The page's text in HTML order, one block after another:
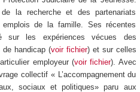
la recherche et des partenariats
emplois de la famille. Ses récentes
sur les expériences vécues des
de handicap (voir fichier) et sur celles
employeur (voir fichier). Avec
collectif « L’accompagnement du
sociaux et politiques» paru aux